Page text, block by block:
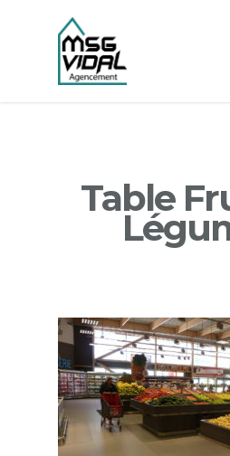
Table